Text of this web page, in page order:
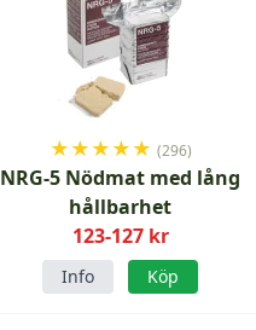
★★★★★ (296)
NRG-5 Nödmat med lång
hållbarhet
123-127 kr
Info Köp